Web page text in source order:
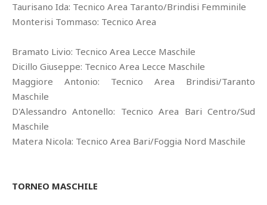
Taurisano Ida: Tecnico Area Taranto/Brindisi Femminile
Monterisi Tommaso: Tecnico Area
Bramato Livio: Tecnico Area Lecce Maschile
Dicillo Giuseppe: Tecnico Area Lecce Maschile
Maggiore Antonio: Tecnico Area Brindisi/Taranto
Maschile
D'Alessandro Antonello: Tecnico Area Bari Centro/Sud
Maschile
Matera Nicola: Tecnico Area Bari/Foggia Nord Maschile
TORNEO MASCHILE